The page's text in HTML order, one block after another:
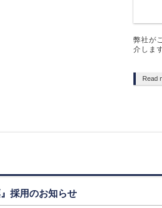
弊社が
介しま
Read
採用のお知らせ